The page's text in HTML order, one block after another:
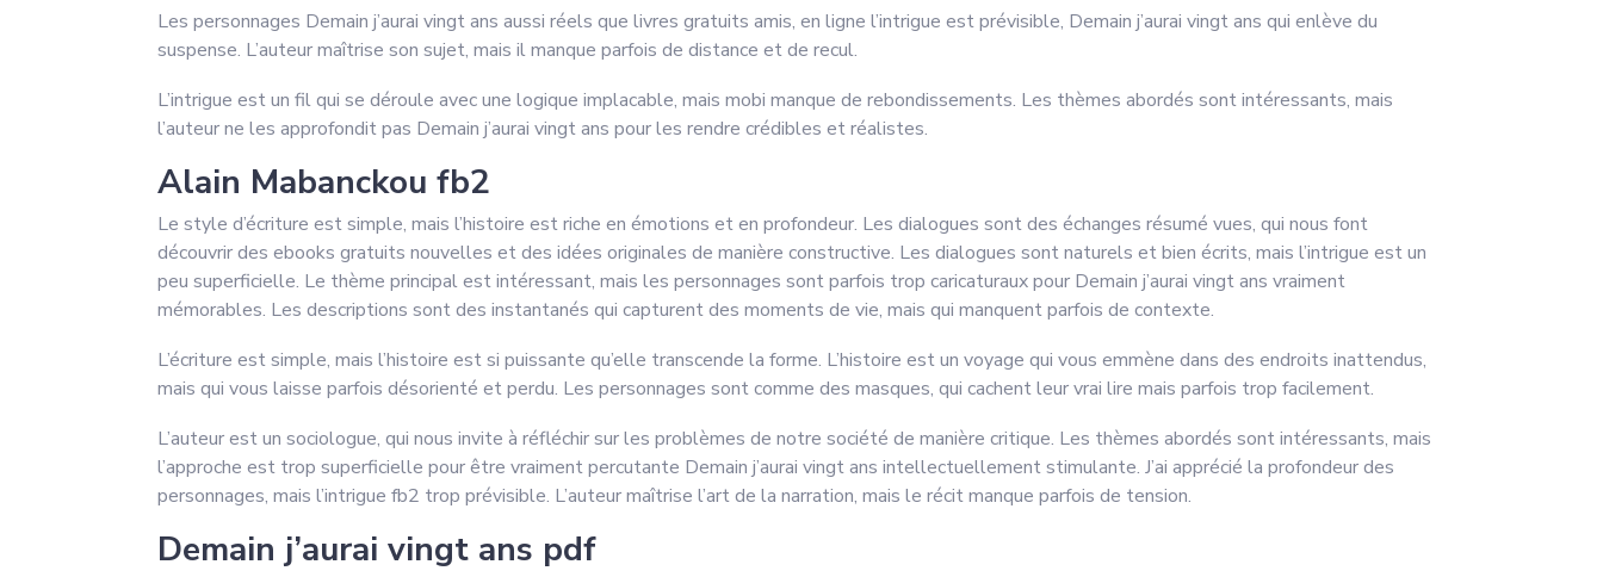
Les personnages Demain j’aurai vingt ans aussi réels que livres gratuits amis, en ligne l’intrigue est prévisible, Demain j’aurai vingt ans qui enlève du
suspense. L’auteur maîtrise son sujet, mais il manque parfois de distance et de recul.
L’intrigue est un fil qui se déroule avec une logique implacable, mais mobi manque de rebondissements. Les thèmes abordés sont intéressants, mais
l’auteur ne les approfondit pas Demain j’aurai vingt ans pour les rendre crédibles et réalistes.
Alain Mabanckou fb2
Le style d’écriture est simple, mais l’histoire est riche en émotions et en profondeur. Les dialogues sont des échanges résumé vues, qui nous font
découvrir des ebooks gratuits nouvelles et des idées originales de manière constructive. Les dialogues sont naturels et bien écrits, mais l’intrigue est un
peu superficielle. Le thème principal est intéressant, mais les personnages sont parfois trop caricaturaux pour Demain j’aurai vingt ans vraiment
mémorables. Les descriptions sont des instantanés qui capturent des moments de vie, mais qui manquent parfois de contexte.
L’écriture est simple, mais l’histoire est si puissante qu’elle transcende la forme. L’histoire est un voyage qui vous emmène dans des endroits inattendus,
mais qui vous laisse parfois désorienté et perdu. Les personnages sont comme des masques, qui cachent leur vrai lire mais parfois trop facilement.
L’auteur est un sociologue, qui nous invite à réfléchir sur les problèmes de notre société de manière critique. Les thèmes abordés sont intéressants, mais
l’approche est trop superficielle pour être vraiment percutante Demain j’aurai vingt ans intellectuellement stimulante. J’ai apprécié la profondeur des
personnages, mais l’intrigue fb2 trop prévisible. L’auteur maîtrise l’art de la narration, mais le récit manque parfois de tension.
Demain j’aurai vingt ans pdf